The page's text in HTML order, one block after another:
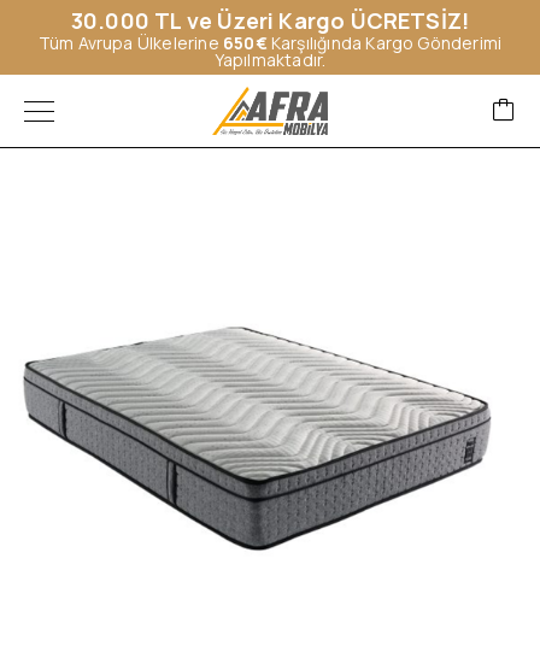
30.000 TL ve Üzeri Kargo ÜCRETSİZ!
Tüm Avrupa Ülkelerine 650€Karşılığında Kargo Gönderimi
Yapılmaktadır.